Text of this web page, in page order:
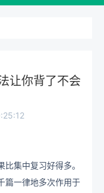
让你背了不会
集中复习好得多。
篇一律地多次作用于